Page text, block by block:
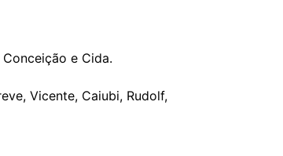
e Cida.
Vicente, Caiubi, Rudolf,